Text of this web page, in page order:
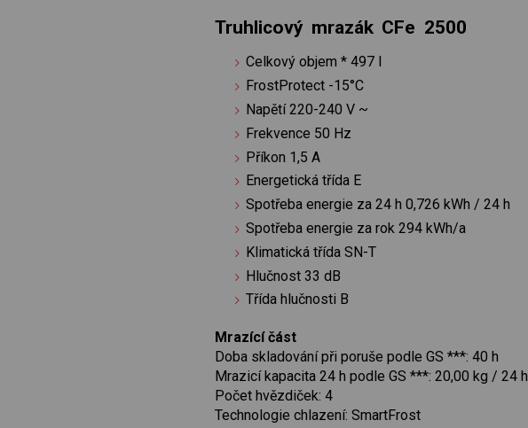
Truhlicový mrazák CFe 2500
Celkový objem * 497 l
FrostProtect -15°C
Napětí 220-240 V ~
Frekvence 50 Hz
Příkon 1,5 A
Energetická třída E
Spotřeba energie za 24 h 0,726 kWh / 24 h
Spotřeba energie za rok 294 kWh/a
Klimatická třída SN-T
Hlučnost 33 dB
Třída hlučnosti B
Mrazící část
Doba skladování při poruše podle GS ***: 40 h
Mrazicí kapacita 24 h podle GS ***: 20,00 kg / 24 h
Počet hvězdiček: 4
Technologie chlazení: SmartFrost